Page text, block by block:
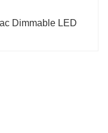
Dimmable LED